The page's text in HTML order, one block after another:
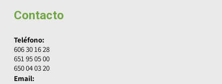
Contacto
Teléfono:
606 30 16 28
651 95 05 00
650 04 03 20
Email: